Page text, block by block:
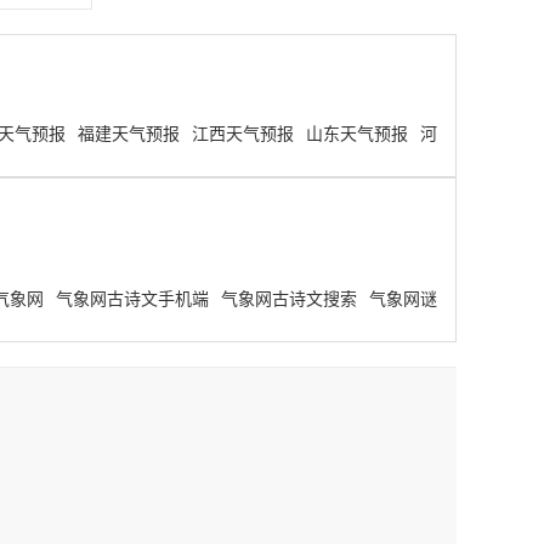
气预报 福建天气预报 江西天气预报 山东天气预报
河
象网 气象网古诗文手机端 气象网古诗文搜索
气象网谜